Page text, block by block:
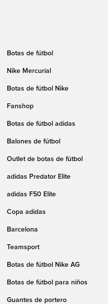
Botas de fútbol
Nike Mercurial
Botas de fútbol Nike
Fanshop
Botas de fútbol adidas
Balones de fútbol
Outlet de botas de fútbol
adidas Predator Elite
adidas F50 Elite
Copa adidas
Barcelona
Teamsport
Botas de fútbol Nike AG
Botas de fútbol para niños
Guantes de portero